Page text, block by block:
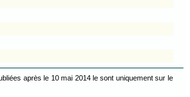
après le 10 mai 2014 le sont uniquement sur le